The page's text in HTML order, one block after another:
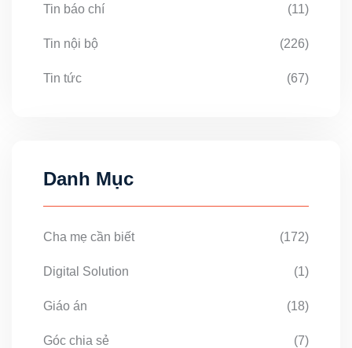
Tin báo chí (11)
Tin nội bộ (226)
Tin tức (67)
Danh Mục
Cha mẹ cần biết (172)
Digital Solution (1)
Giáo án (18)
Góc chia sẻ (7)